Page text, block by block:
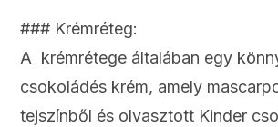
### Krémréteg:
A krémrétege általában egy
csokoládés krém, amely
tejszínből és olvasztott Kinder